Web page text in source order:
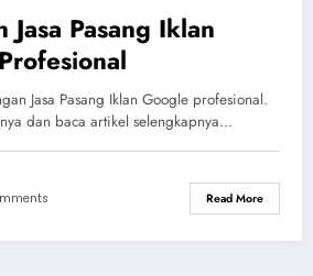
Jasa Pasang Iklan
Jasa Pasang Iklan Google profesional.
dan baca artikel selengkapnya…
Read More